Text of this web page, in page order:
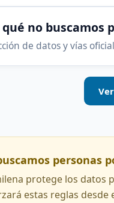
qué no buscamos
de datos y vías
personas
protege los datos
estas reglas desde